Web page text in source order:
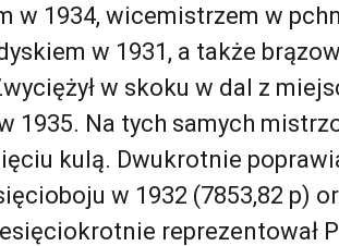
w 1934, wicemistrzem w
w 1931, a także
w skoku w dal z
1935. Na tych samych
kulą. Dwukrotnie
w 1932 (7853,82 p)
reprezentował